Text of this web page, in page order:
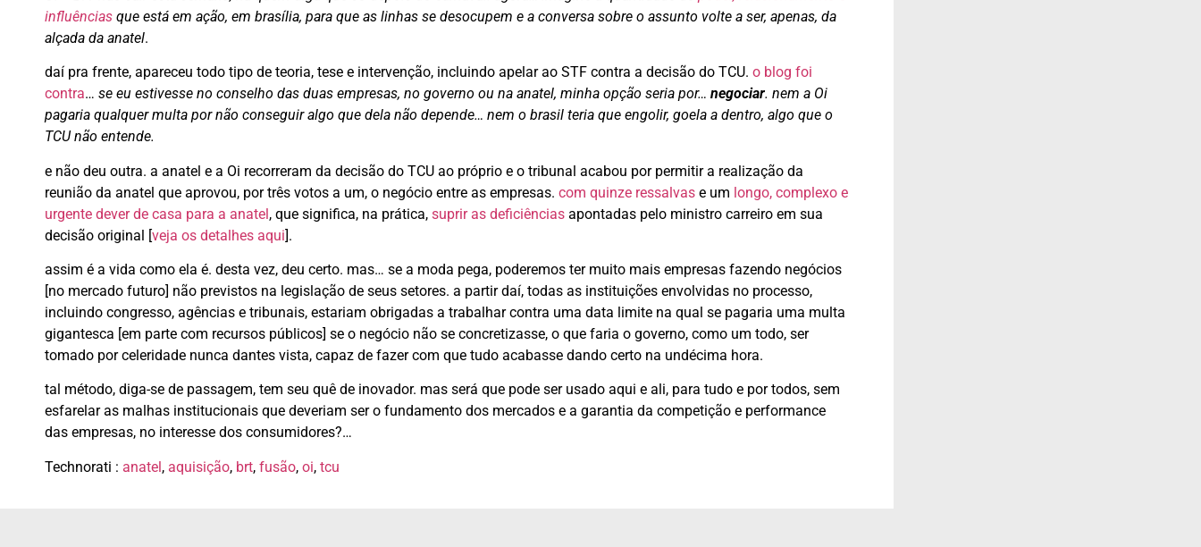
influências que está em ação, em brasília, para que as linhas se desocupem e a conversa sobre o assunto volte a ser, apenas, da
alçada da anatel.
daí pra frente, apareceu todo tipo de teoria, tese e intervenção, incluindo apelar ao STF contra a decisão do TCU. o blog foi
contra… se eu estivesse no conselho das duas empresas, no governo ou na anatel, minha opção seria por… negociar. nem a Oi
pagaria qualquer multa por não conseguir algo que dela não depende… nem o brasil teria que engolir, goela a dentro, algo que o
TCU não entende.
e não deu outra. a anatel e a Oi recorreram da decisão do TCU ao próprio e o tribunal acabou por permitir a realização da
reunião da anatel que aprovou, por três votos a um, o negócio entre as empresas. com quinze ressalvas e um longo, complexo e
urgente dever de casa para a anatel, que significa, na prática, suprir as deficiências apontadas pelo ministro carreiro em sua
decisão original [veja os detalhes aqui].
assim é a vida como ela é. desta vez, deu certo. mas… se a moda pega, poderemos ter muito mais empresas fazendo negócios
[no mercado futuro] não previstos na legislação de seus setores. a partir daí, todas as instituições envolvidas no processo,
incluindo congresso, agências e tribunais, estariam obrigadas a trabalhar contra uma data limite na qual se pagaria uma multa
gigantesca [em parte com recursos públicos] se o negócio não se concretizasse, o que faria o governo, como um todo, ser
tomado por celeridade nunca dantes vista, capaz de fazer com que tudo acabasse dando certo na undécima hora.
tal método, diga-se de passagem, tem seu quê de inovador. mas será que pode ser usado aqui e ali, para tudo e por todos, sem
esfarelar as malhas institucionais que deveriam ser o fundamento dos mercados e a garantia da competição e performance
das empresas, no interesse dos consumidores?…
Technorati : anatel, aquisição, brt, fusão, oi, tcu